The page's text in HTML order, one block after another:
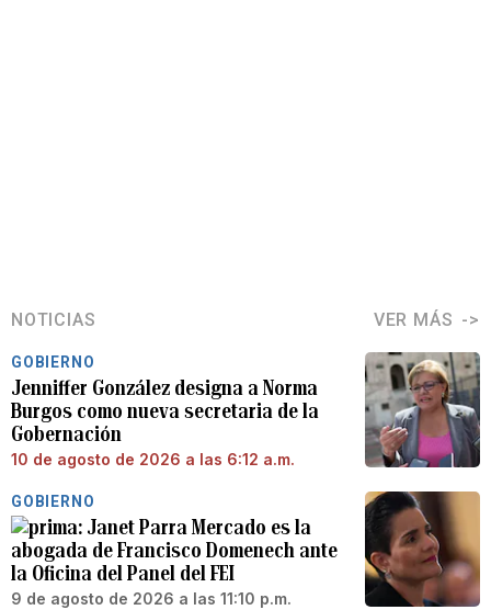
NOTICIAS VER MÁS
GOBIERNO
Jenniffer González designa a Norma
Burgos como nueva secretaria de la
Gobernación
10 de agosto de 2026 a las 6:12 a.m.
GOBIERNO
Janet Parra Mercado es la
abogada de Francisco Domenech ante
la Oficina del Panel del FEI
9 de agosto de 2026 a las 11:10 p.m.